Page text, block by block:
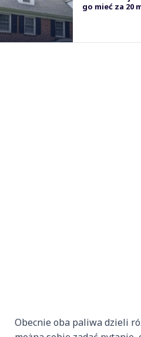
go mieć za 20
Obecnie oba paliwa dzieli